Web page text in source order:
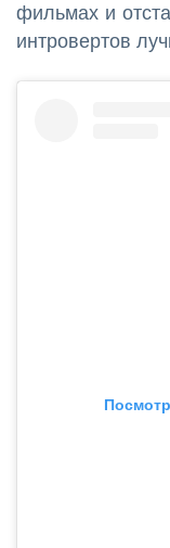
фильмах и
интровертов